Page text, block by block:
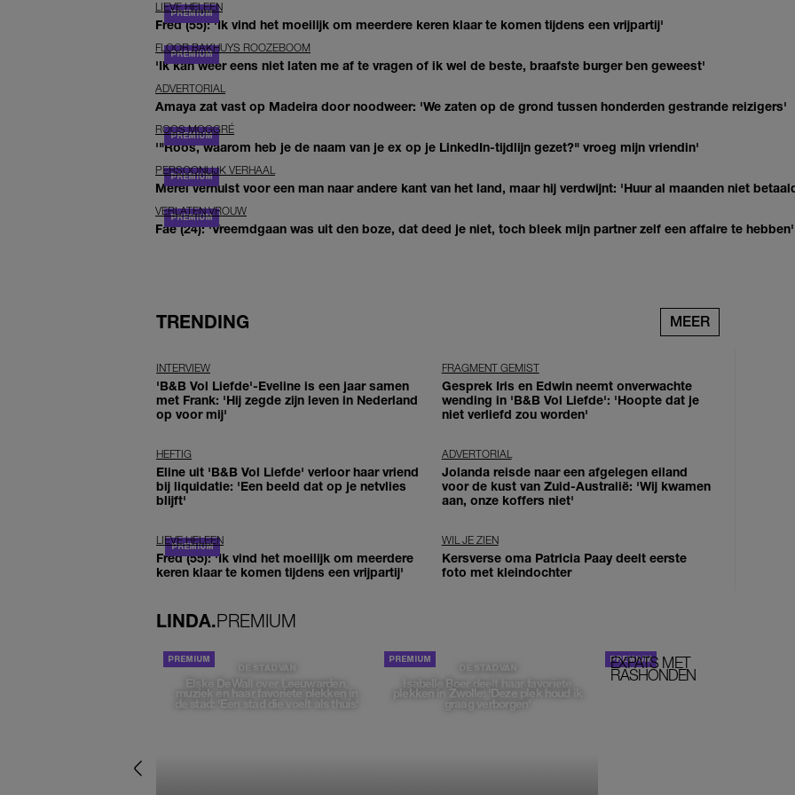
LIEVE HELEEN
Fred (55): 'Ik vind het moeilijk om meerdere keren klaar te komen tijdens een vrijpartij'
FLOOR BAKHUYS ROOZEBOOM
'Ik kan weer eens niet laten me af te vragen of ik wel de beste, braafste burger ben geweest'
ADVERTORIAL
Amaya zat vast op Madeira door noodweer: 'We zaten op de grond tussen honderden gestrande reizigers'
ROOS MOGGRÉ
'"Roos, waarom heb je de naam van je ex op je LinkedIn-tijdlijn gezet?" vroeg mijn vriendin'
PERSOONLIJK VERHAAL
Merel verhuist voor een man naar andere kant van het land, maar hij verdwijnt: 'Huur al maanden niet
VERLATEN VROUW
Fae (24): 'Vreemdgaan was uit den boze, dat deed je niet, toch bleek mijn partner zelf een affaire te hebben'
TRENDING MEER
INTERVIEW
'B&B Vol Liefde'-Eveline is een jaar samen
met Frank: 'Hij zegde zijn leven in Nederland
op voor mij'
FRAGMENT GEMIST
Gesprek Iris en Edwin neemt onverwachte
wending in 'B&B Vol Liefde': 'Hoopte dat je
niet verliefd zou worden'
HEFTIG
Eline uit 'B&B Vol Liefde' verloor haar vriend
bij liquidatie: 'Een beeld dat op je netvlies
blijft'
ADVERTORIAL
Jolanda reisde naar een afgelegen eiland
voor de kust van Zuid-Australië: 'Wij kwamen
aan, onze koffers niet'
LIEVE HELEEN
Fred (55): 'Ik vind het moeilijk om meerdere
keren klaar te komen tijdens een vrijpartij'
WIL JE ZIEN
Kersverse oma Patricia Paay deelt eerste
foto met kleindochter
LINDA.PREMIUM
DE STAD VAN
Elske DeWall over Leeuwarden,
muziek en haar favoriete plekken in
de stad: 'Een stad die voelt als thuis'
DE STAD VAN
Isabelle Boer deelt haar favoriete
plekken in Zwolle: 'Deze plek houd ik
graag verborgen'
EXPATS MET
RASHONDEN